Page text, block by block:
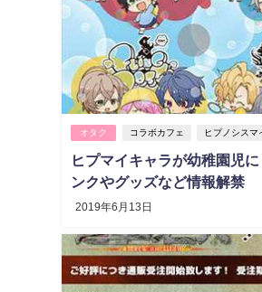
オタク コラボカフェ ヒプノシスマ
ヒプマイキャラが幼稚園児
ンクやグッズなど情報解禁
2019年6月13日